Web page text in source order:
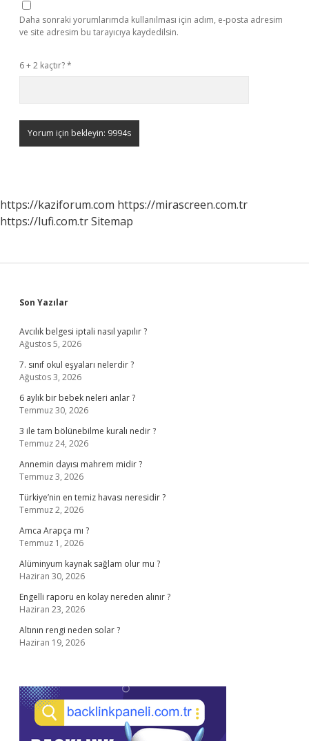
Daha sonraki yorumlarımda kullanılması için adım, e-posta adresim
ve site adresim bu tarayıcıya kaydedilsin.
6 + 2 kaçtır?*
https://kaziforum.com https://mirascreen.com.tr
https://lufi.com.trSitemap
Sidebar
Son Yazılar
Avcılık belgesi iptali nasıl yapılır ?
Ağustos 5, 2026
7. sınıf okul eşyaları nelerdir ?
Ağustos 3, 2026
6 aylık bir bebek neleri anlar ?
Temmuz 30, 2026
3 ile tam bölünebilme kuralı nedir ?
Temmuz 24, 2026
Annemin dayısı mahrem midir ?
Temmuz 3, 2026
Türkiye’nin en temiz havası neresidir ?
Temmuz 2, 2026
Amca Arapça mı ?
Temmuz 1, 2026
Alüminyum kaynak sağlam olur mu ?
Haziran 30, 2026
Engelli raporu en kolay nereden alınır ?
Haziran 23, 2026
Altının rengi neden solar ?
Haziran 19, 2026